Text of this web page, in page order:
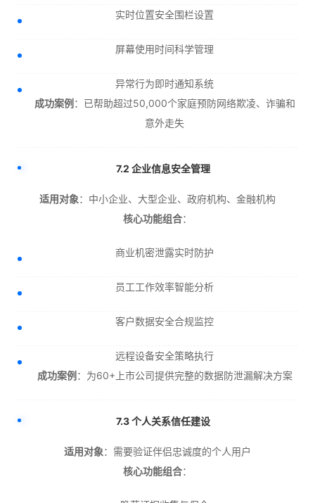
实时位置安全围栏设置
屏幕使用时间科学管理
异常行为即时通知系统
成功案例 ：已帮助超过50,000个家庭预防网络欺凌、诈骗和
意外走失
7.2 企业信息安全管理
适用对象：中小企业、大型企业、政府机构、金融机构
核心功能组合：
商业机密泄露实时防护
员工工作效率智能分析
客户数据安全合规监控
远程设备安全策略执行
成功案例 ：为60+上市公司提供完整的数据防泄漏解决方案
7.3 个人关系信任建设
适用对象：需要验证伴侣忠诚度的个人用户
核心功能组合：